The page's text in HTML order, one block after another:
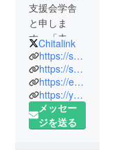
支援会学舎
と申しま
す。「未来
のため、わ
たしたちが
いまできる
こと」をス
ローガンと
して地域の
Chitalink
https://syschool.jp
https://sugakujuku.jp
https://english-tutoring.jp
https://youtu.be/UwBUwlkfjlo
メッセー
ジを送る